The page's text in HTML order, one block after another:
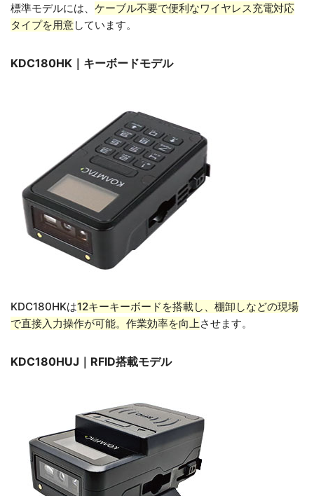
標準モデルには、 ケーブル不要で便利なワイヤレス充電対応
タイプを用意しています。
KDC180HK｜キーボードモデル
KDC180HKは12キーキーボードを搭載し、棚卸しなどの現場
で直接入力操作が可能。作業効率を向上させます。
KDC180HUJ｜RFID搭載モデル